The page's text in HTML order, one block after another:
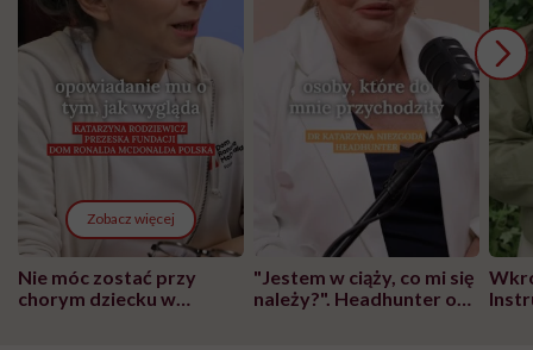
Zobacz więcej
Nie móc zostać przy
chorym dziecku w
"Jestem w ciąży, co mi się
należy?". Headhunter o